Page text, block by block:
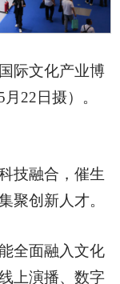
际文化产业博
22日摄）。
技融合，催生
聚创新人才。
全面融入文化
上演播、数字